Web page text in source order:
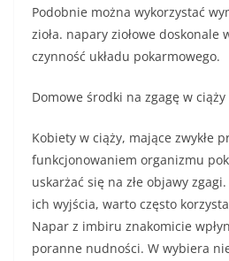
Podobnie można wykorzystać
zioła. napary ziołowe doskonale
czynność układu pokarmowego.
Domowe środki na zgagę w ciąży
Kobiety w ciąży, mające zwykłe
funkcjonowaniem organizmu
uskarżać się na złe objawy
ich wyjścia, warto często
Napar z imbiru znakomicie
poranne nudności. W wybiera